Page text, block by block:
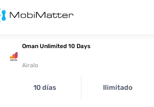
Oman Unlimited 10 Days
Airalo
10 días Ilimitado